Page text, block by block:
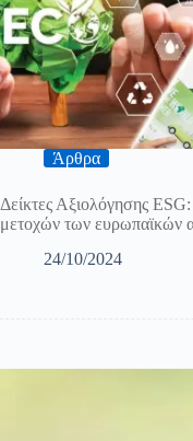
Άρθρα
Δείκτες Αξιολόγησης
μετοχών των ευρωπαϊκών
24/10/2024